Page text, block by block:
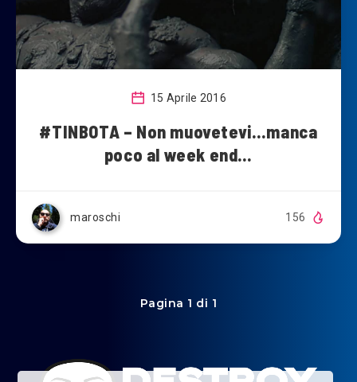
15 Aprile 2016
#TINBOTA – Non muovetevi…manca
poco al week end…
maroschi 156
Pagina 1 di 1